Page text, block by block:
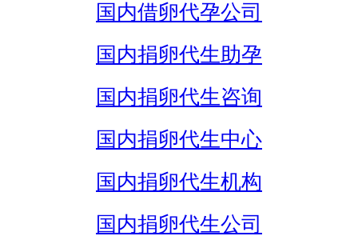
国内借卵代孕公司
国内捐卵代生助孕
国内捐卵代生咨询
国内捐卵代生中心
国内捐卵代生机构
国内捐卵代生公司